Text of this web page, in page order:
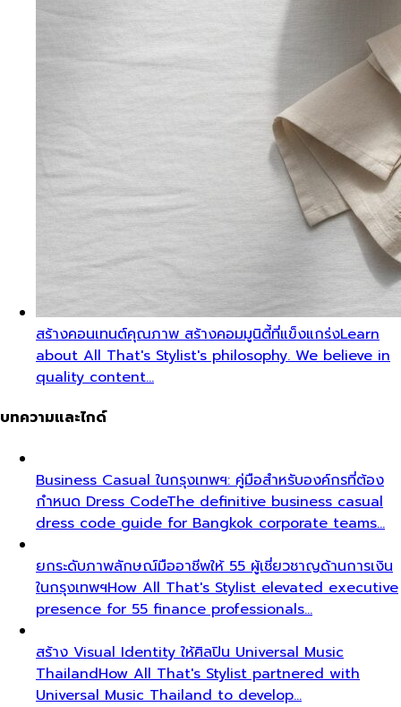
สร้างคอนเทนต์คุณภาพ สร้างคอมมูนิตี้ที่แข็งแกร่งLearn
about All That's Stylist's philosophy. We believe in
quality content…
บทความและไกด์
Business Casual ในกรุงเทพฯ: คู่มือสำหรับองค์กรที่ต้อง
กำหนด Dress CodeThe definitive business casual
dress code guide for Bangkok corporate teams…
ยกระดับภาพลักษณ์มืออาชีพให้ 55 ผู้เชี่ยวชาญด้านการเงิน
ในกรุงเทพฯHow All That's Stylist elevated executive
presence for 55 finance professionals…
สร้าง Visual Identity ให้ศิลปิน Universal Music
ThailandHow All That's Stylist partnered with
Universal Music Thailand to develop…